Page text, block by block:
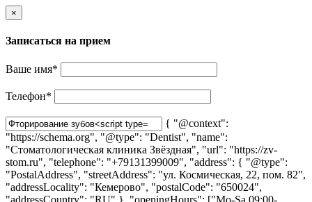
×
Записаться на прием
Ваше имя*
Телефон*
{ "@context":
"https://schema.org", "@type": "Dentist", "name":
"Стоматологическая клиника Звёздная", "url": "https://zv-
stom.ru", "telephone": "+79131399009", "address": { "@type":
"PostalAddress", "streetAddress": "ул. Космическая, 22, пом. 82",
"addressLocality": "Кемерово", "postalCode": "650024",
"addressCountry": "RU" }, "openingHours": ["Mo-Sa 09:00-